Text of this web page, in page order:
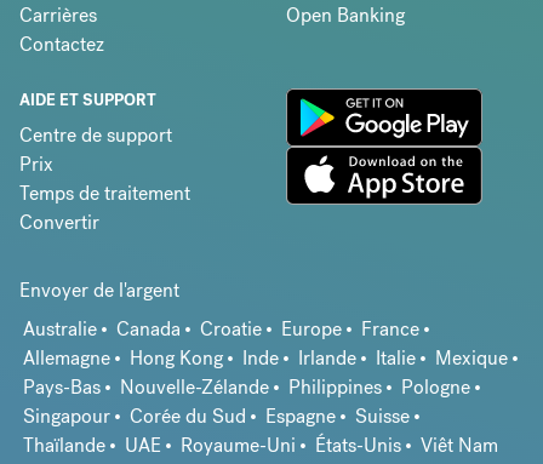
Carrières
Contactez
Open Banking
AIDE ET SUPPORT
Centre de support
Prix
Temps de traitement
Convertir
Envoyer de l'argent
Australie
Canada Croatie Europe
France
Allemagne
Hong Kong Inde Irlande Italie
Mexique
Pays-Bas
Nouvelle-Zélande Philippines
Pologne
Singapour
Corée du Sud Espagne
Suisse
Thaïlande
UAE Royaume-Uni États-Unis Viêt Nam